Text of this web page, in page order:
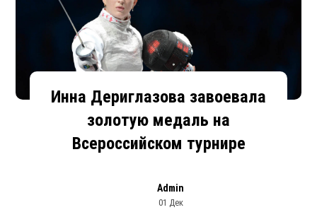
Инна Дериглазова завоевала
золотую медаль на
Всероссийском турнире
Admin
01 Дек